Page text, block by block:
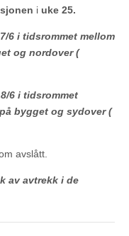
i uke 25.
6 i tidsrommet mellom
og nordover (
6 i tidsrommet
bygget og sydover (
avslått.
av avtrekk i de